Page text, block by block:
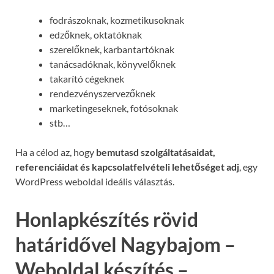
fodrászoknak, kozmetikusoknak
edzőknek, oktatóknak
szerelőknek, karbantartóknak
tanácsadóknak, könyvelőknek
takarító cégeknek
rendezvényszervezőknek
marketingeseknek, fotósoknak
stb…
Ha a célod az, hogy bemutasd szolgáltatásaidat,
referenciáidat és kapcsolatfelvételi lehetőséget adj , egy
WordPress weboldal ideális választás.
Honlapkészítés rövid
határidővel Nagybajom –
Weboldal készítés –